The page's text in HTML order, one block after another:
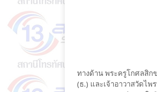
ทางด้าน พระครูโกศลสิ
(ธ.) และเจ้าอาวาสวัดไ